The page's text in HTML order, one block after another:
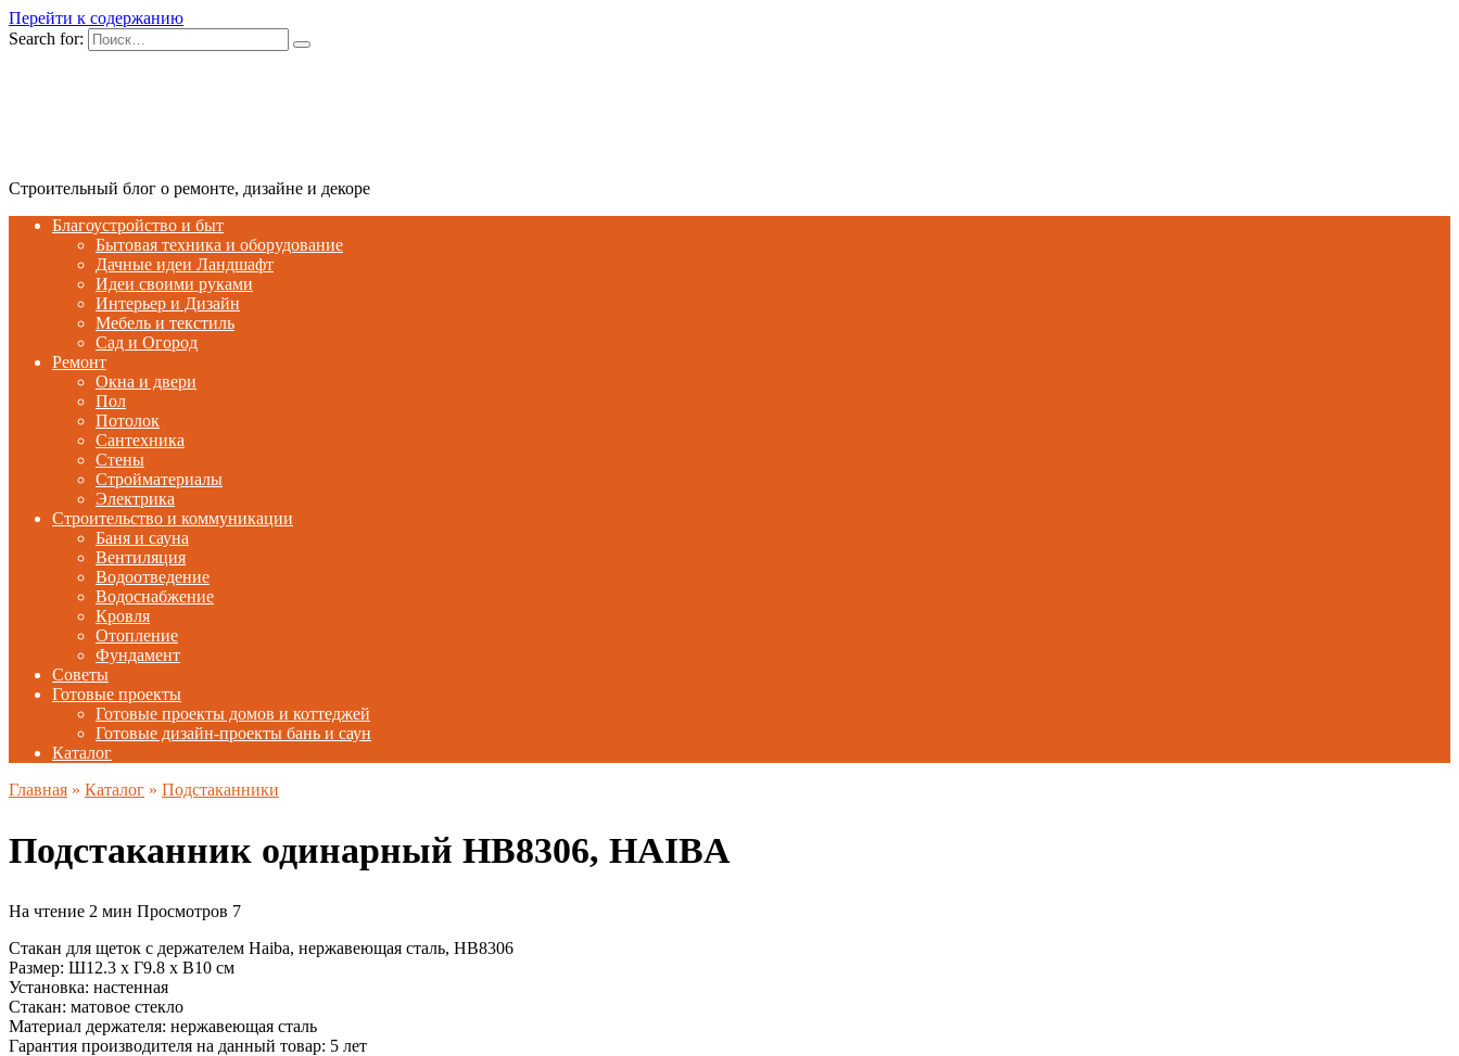
Перейти к содержанию
Search for:
Строительный блог о ремонте, дизайне и декоре
Благоустройство и быт
Бытовая техника и оборудование
Дачные идеи Ландшафт
Идеи своими руками
Интерьер и Дизайн
Мебель и текстиль
Сад и Огород
Ремонт
Окна и двери
Пол
Потолок
Сантехника
Стены
Стройматериалы
Электрика
Строительство и коммуникации
Баня и сауна
Вентиляция
Водоотведение
Водоснабжение
Кровля
Отопление
Фундамент
Советы
Готовые проекты
Готовые проекты домов и коттеджей
Готовые дизайн-проекты бань и саун
Каталог
Главная » Каталог » Подстаканники
Подстаканник одинарный HB8306, HAIBA
На чтение 2 мин Просмотров 7
Стакан для щеток с держателем Haiba, нержавеющая сталь, HB8306
Размер: Ш12.3 х Г9.8 х В10 см
Установка: настенная
Стакан: матовое стекло
Материал держателя: нержавеющая сталь
Гарантия производителя на данный товар: 5 лет